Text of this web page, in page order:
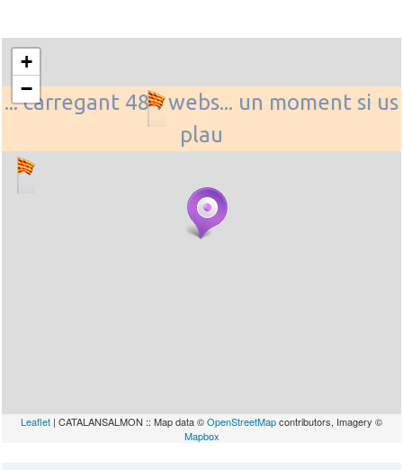
... carregant 484 webs... un moment si us
plau
+
−
Leaflet | CATALANSALMON :: Map data ©OpenStreetMapcontributors, Imagery ©
Mapbox